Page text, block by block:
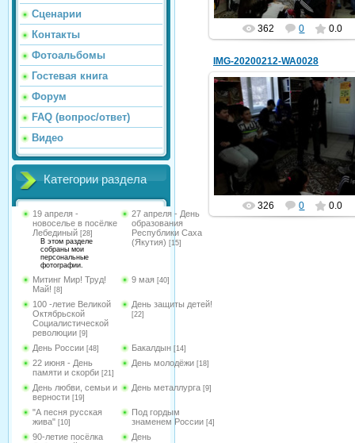
Сценарии
Контакты
Фотоальбомы
Гостевая книга
Форум
FAQ (вопрос/ответ)
Видео
Категории раздела
19 апреля -
новоселье в посёлке
Лебединый [28]
В этом разделе
собраны мои
персональные
фотографии.
27 апреля - День
образования
Республики Саха
(Якутия) [15]
Митинг Мир! Труд!
Май! [8]
9 мая [40]
100 -летие Великой
Октябрьской
Социалистической
революции [9]
День защиты детей!
[22]
День России [48] Бакалдын [14]
22 июня - День
памяти и скорби [21]
День молодёжи [18]
День любви, семьи и
верности [19]
День металлурга [9]
"А песня русская
жива" [10]
Под гордым
знаменем России [4]
90-летие посёлка
День
362 0 0.0
IMG-20200212-WA0028
13.02.2020
hololenkomariya
326 0 0.0